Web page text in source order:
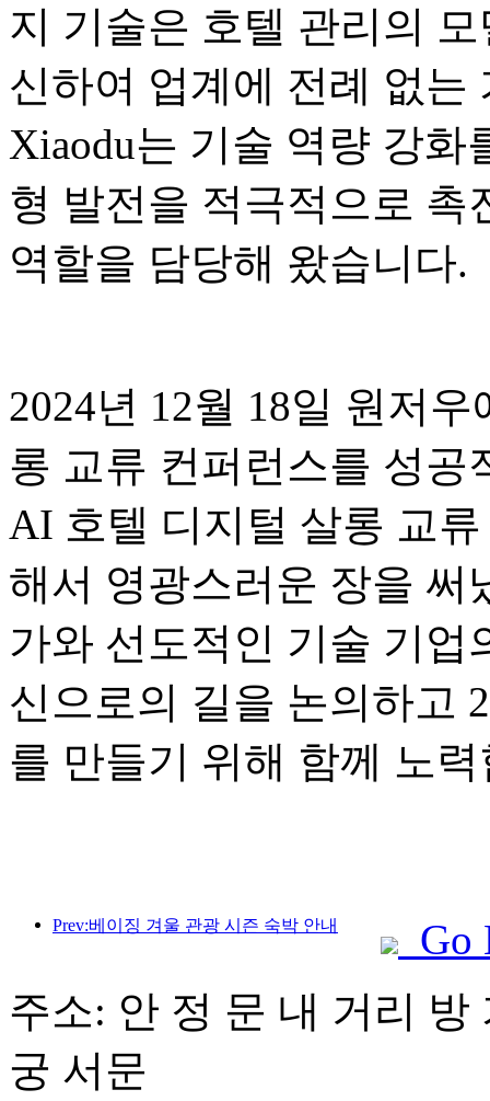
지 기술은 호텔 관리의
신하여 업계에 전례 없는
Xiaodu는 기술 역량 강
형 발전을 적극적으로 촉
역할을 담당해 왔습니다.
2024년 12월 18일 원저
롱 교류 컨퍼런스를 성공
AI 호텔 디지털 살롱 교
해서 영광스러운 장을 써
가와 선도적인 기술 기업
신으로의 길을 논의하고
를 만들기 위해 함께 노
Prev:베이징 겨울 관광 시즌 숙박 안내
Go
주소: 안 정 문 내 거리 방
궁 서문